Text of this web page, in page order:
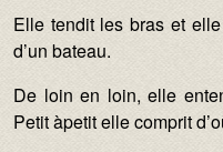
Elle tendit les bras et
d’un bateau.
De loin en loin, elle
Petit àpetit elle comprit